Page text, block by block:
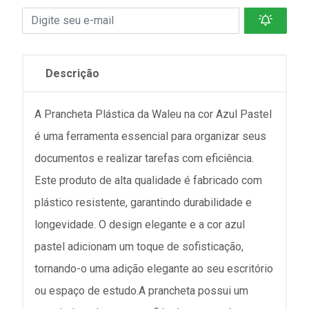
Descrição
A Prancheta Plástica da Waleu na cor Azul Pastel
é uma ferramenta essencial para organizar seus
documentos e realizar tarefas com eficiência.
Este produto de alta qualidade é fabricado com
plástico resistente, garantindo durabilidade e
longevidade. O design elegante e a cor azul
pastel adicionam um toque de sofisticação,
tornando-o uma adição elegante ao seu escritório
ou espaço de estudo.A prancheta possui um